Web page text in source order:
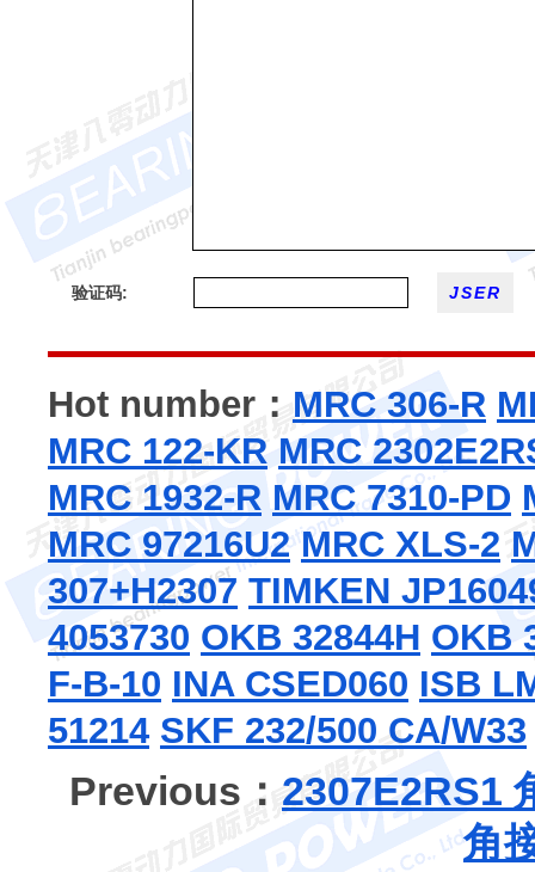
验证码:
Hot number： MRC 306-R
MRC 122-KR MRC
MRC 1932-R MRC 7310-PD
MRC 97216U2 MRC XLS-2
307+H2307 TIMKEN
4053730 OKB 32844H OKB
F-B-10 INA CSED060 ISB
51214 SKF 232/500 CA/W33
Previous： 2307E2RS1
角